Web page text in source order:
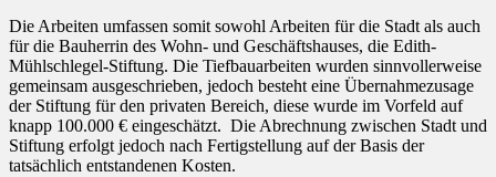
Die Arbeiten umfassen somit sowohl Arbeiten für die Stadt als auch
für die Bauherrin des Wohn- und Geschäftshauses, die Edith-
Mühlschlegel-Stiftung. Die Tiefbauarbeiten wurden sinnvollerweise
gemeinsam ausgeschrieben, jedoch besteht eine Übernahmezusage
der Stiftung für den privaten Bereich, diese wurde im Vorfeld auf
knapp 100.000 € eingeschätzt. Die Abrechnung zwischen Stadt und
Stiftung erfolgt jedoch nach Fertigstellung auf der Basis der
tatsächlich entstandenen Kosten.